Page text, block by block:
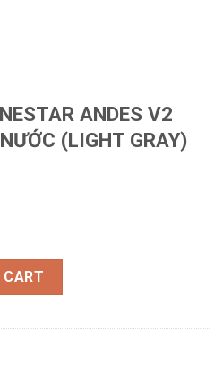
ANDES V2
(LIGHT GRAY)
V2 DRYSTAR CHỐNG NƯỚC